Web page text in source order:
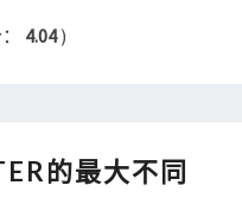
4.04)
的最大不同